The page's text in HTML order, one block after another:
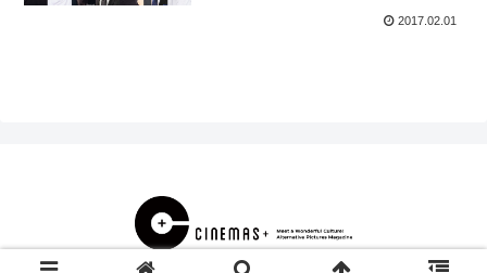
2017.02.01